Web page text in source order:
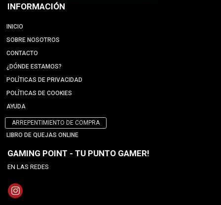
INFORMACIÓN
INICIO
SOBRE NOSOTROS
CONTACTO
¿DÓNDE ESTAMOS?
POLÍTICAS DE PRIVACIDAD
POLÍTICAS DE COOKIES
AYUDA
ARREPENTIMIENTO DE COMPRA
LIBRO DE QUEJAS ONLINE
GAMING POINT - TU PUNTO GAMER!
EN LAS REDES